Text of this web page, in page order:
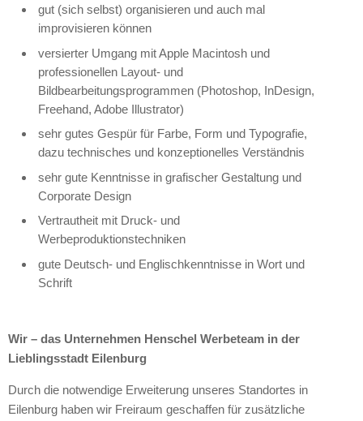
gut (sich selbst) organisieren und auch mal
improvisieren können
versierter Umgang mit Apple Macintosh und
professionellen Layout- und
Bildbearbeitungsprogrammen (Photoshop, InDesign,
Freehand, Adobe Illustrator)
sehr gutes Gespür für Farbe, Form und Typografie,
dazu technisches und konzeptionelles Verständnis
sehr gute Kenntnisse in grafischer Gestaltung und
Corporate Design
Vertrautheit mit Druck- und
Werbeproduktionstechniken
gute Deutsch- und Englischkenntnisse in Wort und
Schrift
Wir – das Unternehmen Henschel Werbeteam in der
Lieblingsstadt Eilenburg
Durch die notwendige Erweiterung unseres Standortes in
Eilenburg haben wir Freiraum geschaffen für zusätzliche